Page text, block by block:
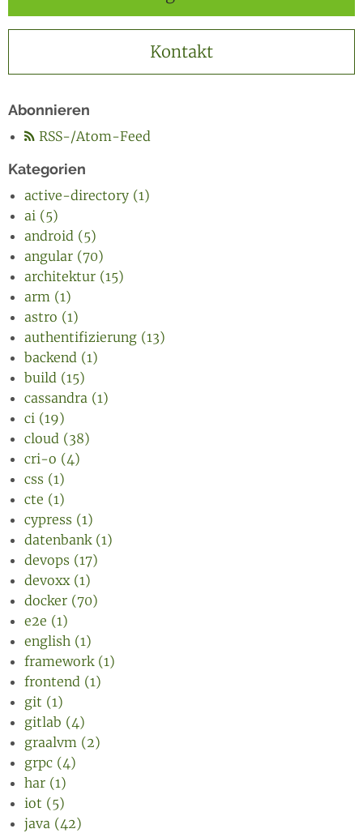
Kontakt
Abonnieren
RSS-/Atom-Feed
Kategorien
active-directory (1)
ai (5)
android (5)
angular (70)
architektur (15)
arm (1)
astro (1)
authentifizierung (13)
backend (1)
build (15)
cassandra (1)
ci (19)
cloud (38)
cri-o (4)
css (1)
cte (1)
cypress (1)
datenbank (1)
devops (17)
devoxx (1)
docker (70)
e2e (1)
english (1)
framework (1)
frontend (1)
git (1)
gitlab (4)
graalvm (2)
grpc (4)
har (1)
iot (5)
java (42)